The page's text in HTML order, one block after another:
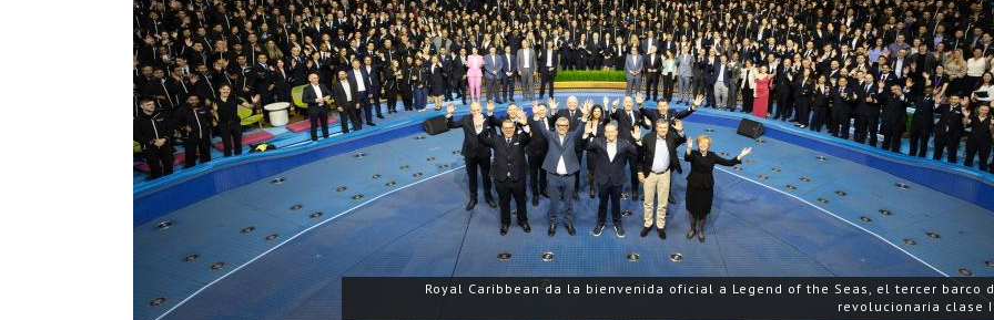
Royal Caribbean da la bienvenida oficial a Legend of the Seas, el tercer barco
revolucionaria clase